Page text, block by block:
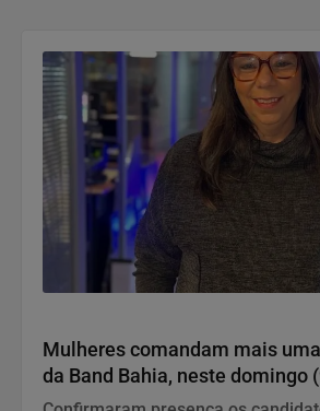
Mulheres comandam mais
da Band Bahia, neste domingo
candidatos ao Governo do